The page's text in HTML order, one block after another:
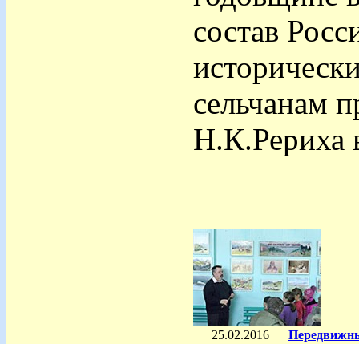
состав
сельчанам
Н.К.Рериха
25.02.2016